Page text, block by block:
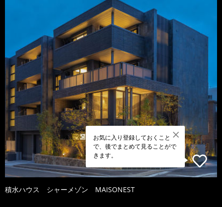
お気に入り登録しておくこと
で、後でまとめて見ることがで
きます。
積水ハウス シャーメゾン MAISONEST